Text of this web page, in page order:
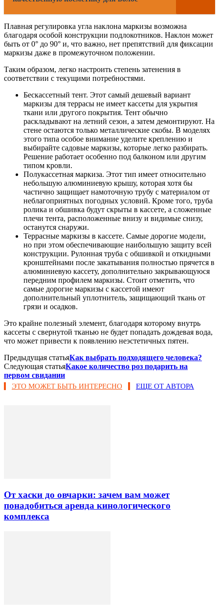
Плавная регулировка угла наклона маркизы возможна
благодаря особой конструкции подлокотников. Наклон может
быть от 0° до 90° и, что важно, нет препятствий для фиксации
маркизы даже в промежуточном положении.
Таким образом, легко настроить степень затенения в
соответствии с текущими потребностями.
Бескассетный тент. Этот самый дешевый вариант
маркизы для террасы не имеет кассеты для укрытия
ткани или другого покрытия. Тент обычно
раскладывают на летний сезон, а затем демонтируют. На
стене остаются только металлические скобы. В моделях
этого типа особое внимание уделите креплению и
выбирайте садовые маркизы, которые легко разбирать.
Решение работает особенно под балконом или другим
типом кровли.
Полукассетная маркиза. Этот тип имеет относительно
небольшую алюминиевую крышу, которая хотя бы
частично защищает намоточную трубу с материалом от
неблагоприятных погодных условий. Кроме того, труба
ролика и обшивка будут скрыты в кассете, а сложенные
плечи тента, расположенные внизу и видимые снизу,
останутся снаружи.
Террасные маркизы в кассете. Самые дорогие модели,
но при этом обеспечивающие наибольшую защиту всей
конструкции. Рулонная труба с обшивкой и откидными
кронштейнами после закатывания полностью прячется в
алюминиевую кассету, дополнительно закрывающуюся
передним профилем маркизы. Стоит отметить, что
самые дорогие маркизы с кассетой имеют
дополнительный уплотнитель, защищающий ткань от
грязи и осадков.
Это крайне полезный элемент, благодаря которому внутрь
кассеты с свернутой тканью не будет попадать дождевая вода,
что может привести к появлению неэстетичных пятен.
Предыдущая статьяКак выбрать подходящего человека?
Следующая статьяКакое количество роз подарить на
первом свидании
ЭТО МОЖЕТ БЫТЬ ИНТЕРЕСНО ЕЩЕ ОТ АВТОРА
От хаски до овчарки: зачем вам может
понадобиться аренда кинологического
комплекса